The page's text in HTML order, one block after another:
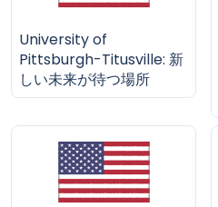
University of
Pittsburgh-Titusville: 新
しい未来が待つ場所